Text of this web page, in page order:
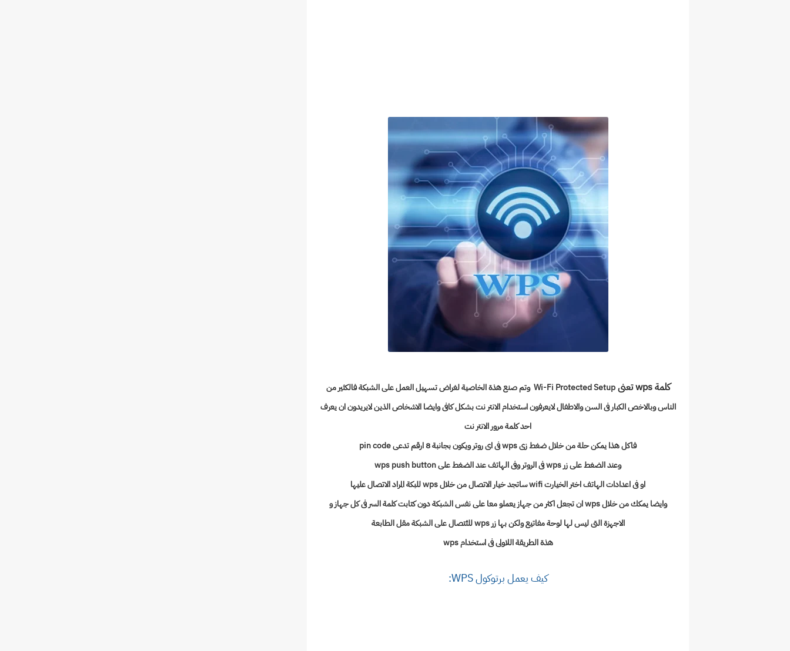
كلمة wps تعنى
Wi-Fi Protected Setup وتم صنع هذة الخاصية لغراض تسهيل العمل على الشبكة فالكثير من
الناس وبالاخص الكبار فى السن والاطفال لايعرفون استخدام الانتر نت بشكل كافى وايضا الاشخاص الذين لايريدون ان يعرف
احد كلمة مرور الانتر نت
فاكل هذا يمكن حلة من خلال ضغط زى wps فى اى روتر ويكون بجانبة 8 ارقم تدعى pin code
وعند الضغط على زر wps فى الروتر وفى الهاتف عند الضغط على
wps push button
او فى اعدادات الهاتف اختر الخيارت wifi ساتجد خيار الاتصال من خلال wps للبكة المراد الاتصال عليها
وايضا يمكك من خلال wps ان تجعل اكثر من جهاز يعملو معا على نفس الشبكة دون كتابت كلمة السر فى كل جهاز و
الاجهزة التى ليس لها لوحة مفاتيع ولكن بها زر wps للئتصال على الشبكة مقل الطابعة
هذة الطريقة اللاولى فى استخدام wps
كيف يعمل برتوكولWPS: